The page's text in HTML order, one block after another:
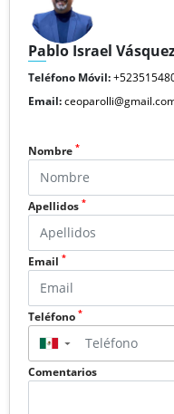
Pablo Israel
Teléfono Móvil:
Email:
Nombre *
Apellidos *
Email *
Teléfono *
▼
Comentarios